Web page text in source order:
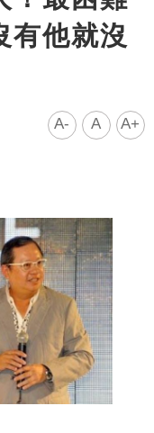
他就沒
A- A A+